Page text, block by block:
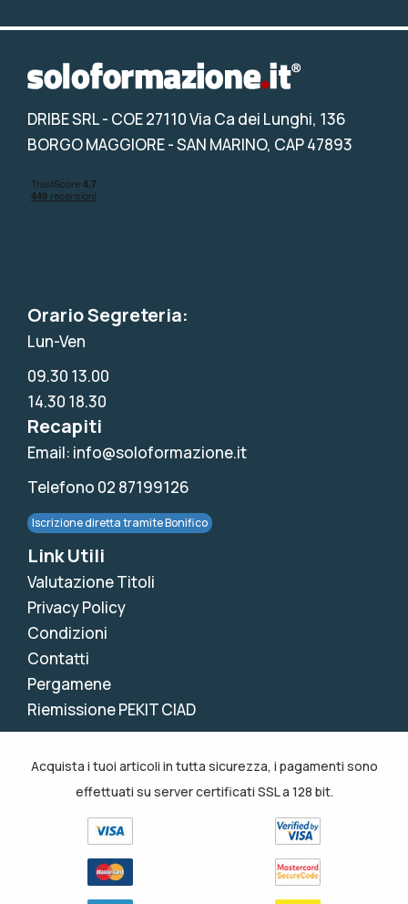
DRIBE SRL- COE 27110 Via Ca dei Lunghi, 136
BORGO MAGGIORE - SAN MARINO, CAP 47893
Orario Segreteria:
Lun-Ven
09.30 13.00
14.30 18.30
Recapiti
Email: info@soloformazione.it
Telefono 02 87199126
Iscrizione diretta tramite Bonifico
Link Utili
Valutazione Titoli
Privacy Policy
Condizioni
Contatti
Pergamene
Riemissione PEKIT CIAD
Acquista i tuoi articoli in tutta sicurezza, i pagamenti sono
effettuati su server certificati SSL a 128 bit.